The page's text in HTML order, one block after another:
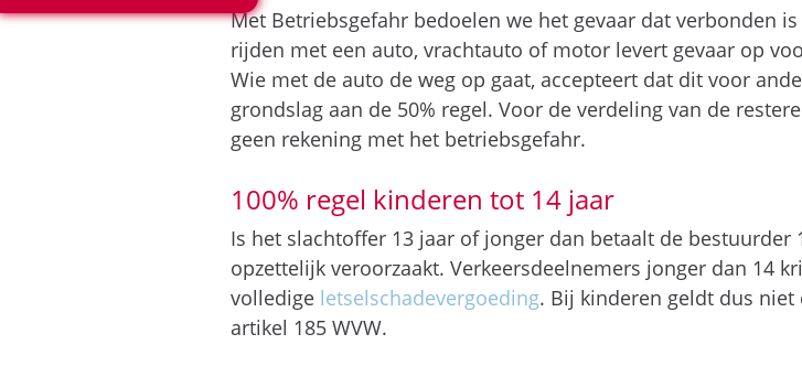
Met Betriebsgefahr bedoelen we het gevaar dat verbonden
rijden met een auto, vrachtauto of motor levert gevaar op
Wie met de auto de weg op gaat, accepteert dat dit voor
grondslag aan de 50% regel. Voor de verdeling van de
geen rekening met het betriebsgefahr.
100% regel kinderen tot 14 jaar
Is het slachtoffer 13 jaar of jonger dan betaalt de
opzettelijk veroorzaakt. Verkeersdeelnemers jonger dan 14
volledige letselschadevergoeding. Bij kinderen geldt dus niet
artikel 185 WVW.